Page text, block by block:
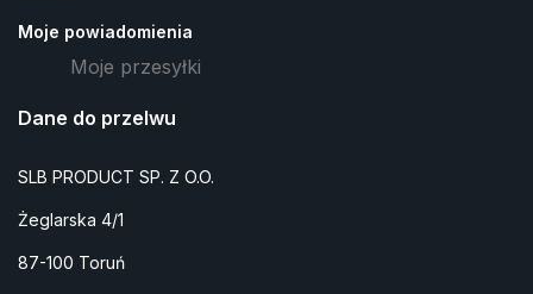
Moje powiadomienia
Moje przesyłki
Dane do przelwu
SLB PRODUCT SP. Z O.O.
Żeglarska 4/1
87-100 Toruń